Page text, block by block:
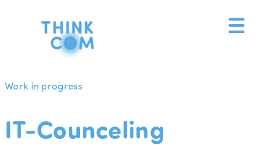
Work in progress
IT-Counceling